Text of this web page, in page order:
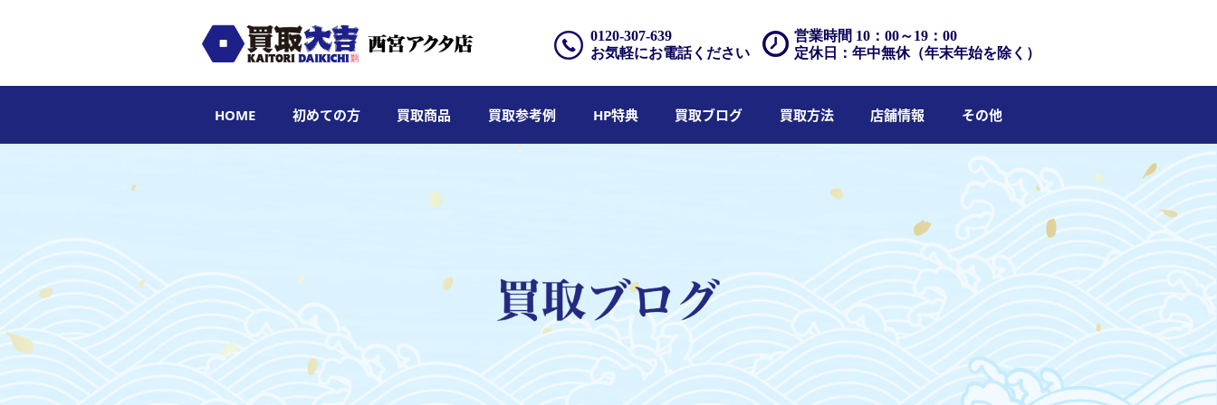
営業時間 10：00～19：00
定休日：年中無休（年末年始を除く）
0120-307-639
お気軽にお電話ください
HOME 初めての方 買取商品 買取参考例 HP特典 買取ブログ 買取方法 店舗情報 その他